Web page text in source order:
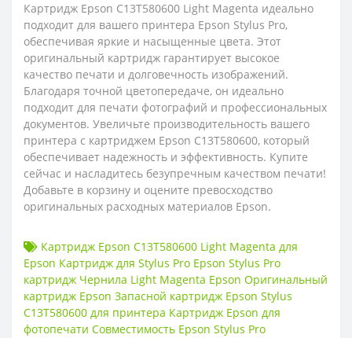
Картридж Epson C13T580600 Light Magenta идеально
подходит для вашего принтера Epson Stylus Pro,
обеспечивая яркие и насыщенные цвета. Этот
оригинальный картридж гарантирует высокое
качество печати и долговечность изображений.
Благодаря точной цветопередаче, он идеально
подходит для печати фотографий и профессиональных
документов. Увеличьте производительность вашего
принтера с картриджем Epson C13T580600, который
обеспечивает надежность и эффективность. Купите
сейчас и насладитесь безупречным качеством печати!
Добавьте в корзину и оцените превосходство
оригинальных расходных материалов Epson.
Картридж Epson C13T580600 Light Magenta для
Epson Картридж для Stylus Pro Epson Stylus Pro
картридж Чернила Light Magenta Epson Оригинальный
картридж Epson Запасной картридж Epson Stylus
C13T580600 для принтера Картридж Epson для
фотопечати Совместимость Epson Stylus Pro